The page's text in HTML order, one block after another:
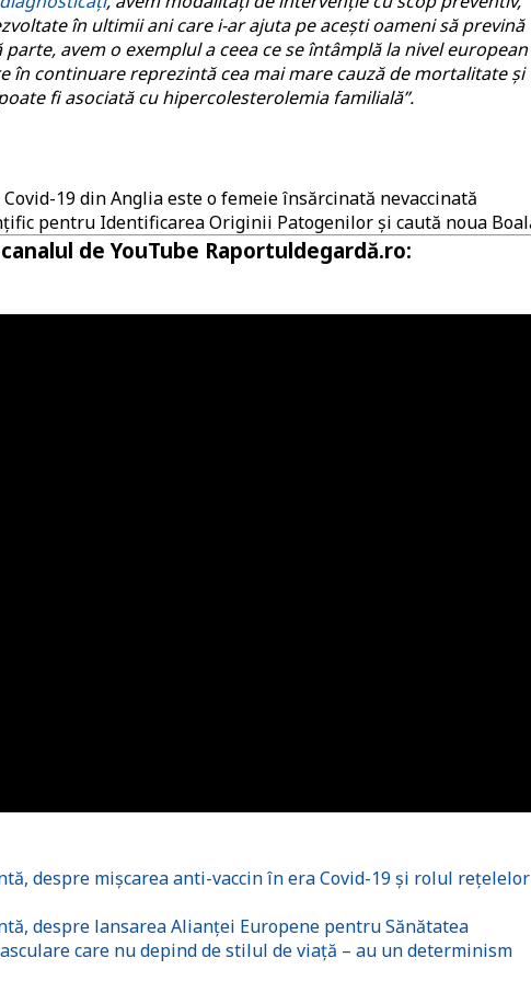
în ultimii ani care i-ar ajuta pe acești oameni să prevină
avem o exemplul a ceea ce se întâmplă la nivel european
în continuare reprezintă cea mai mare cauză de mortalitate și
fi asociată cu hipercolesterolemia familială”.
19 din Anglia este o femeie însărcinată nevaccinată
pentru Identificarea Originii Patogenilor și caută noua
de YouTube Raportuldegardă.ro:
despre mișcarea anti-vaccin în era Covid-19 și rolul rețelelor
despre lansarea Alianței Europene pentru Sănătatea
care nu depind de stilul de viață – au un determinism